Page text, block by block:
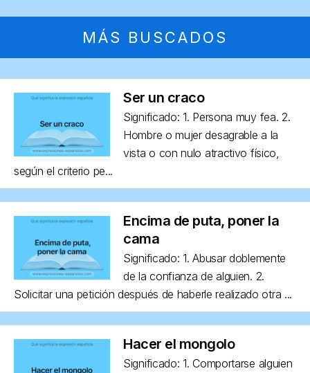
MÁS BUSCADOS
Ser un craco
Significado: 1. Persona muy fea. 2.
Hombre o mujer desagrable a la
vista o con nulo atractivo físico,
según el criterio pe...
Encima de puta, poner la
cama
Significado: 1. Abusar doblemente
de la confianza de alguien. 2.
Solicitar una petición después de haberle realizado otra ...
Hacer el mongolo
Significado: 1. Comportarse alguien